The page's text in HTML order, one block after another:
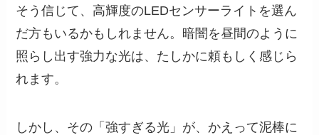
そう信じて、高輝度のLEDセンサーライトを選ん
だ方もいるかもしれません。暗闇を昼間のように
照らし出す強力な光は、たしかに頼もしく感じら
れます。
しかし、その「強すぎる光」が、かえって泥棒に